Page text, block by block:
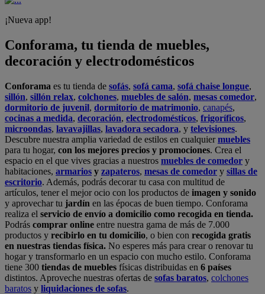
¡Nueva app!
Conforama, tu tienda de muebles,
decoración y electrodomésticos
Conforama es tu tienda de sofás, sofá cama, sofá chaise longue,
sillón, sillón relax, colchones, muebles de salón, mesas comedor,
dormitorio de juvenil, dormitorio de matrimonio, canapés,
cocinas a medida, decoración, electrodomésticos, frigoríficos,
microondas, lavavajillas, lavadora secadora, y televisiones.
Descubre nuestra amplia variedad de estilos en cualquiermuebles
para tu hogar, con los mejores precios y promociones. Crea el
espacio en el que vives gracias a nuestros muebles de comedor y
habitaciones, armarios y zapateros, mesas de comedor y sillas de
escritorio. Además, podrás decorar tu casa con multitud de
artículos, tener el mejor ocio con los productos de imagen y sonido
y aprovechar tu jardín en las épocas de buen tiempo. Conforama
realiza el servicio de envío a domicilio como recogida en tienda.
Podrás comprar online entre nuestra gama de más de 7.000
productos y recibirlo en tu domicilio, o bien con recogida gratis
en nuestras tiendas física. No esperes más para crear o renovar tu
hogar y transformarlo en un espacio con mucho estilo. Conforama
tiene 300 tiendas de muebles físicas distribuidas en 6 países
distintos. Aproveche nuestras ofertas de sofas baratos, colchones
baratos y liquidaciones de sofas.